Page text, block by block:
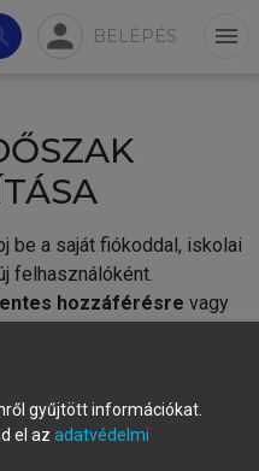
person BELÉPÉS menu
be a saját fiókoddal, iskolai
felhasználóként.
hozzáférésre vagy
létre új fiókot.
automatikusan
gyűjtött információkat.
el az adatvédelmi